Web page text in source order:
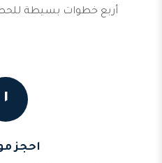
أربع خطوات بسيطة
١
احجز